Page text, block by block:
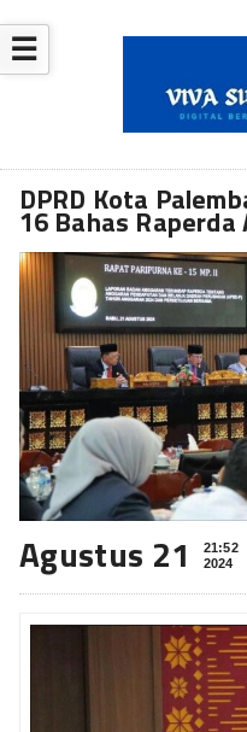
☰
DPRD Kota
16 Bahas Raperda
Agustus 21
21:52
2024